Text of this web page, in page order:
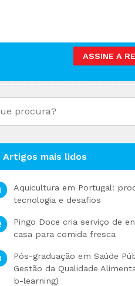
ASSINE A
Artigos mais lidos
Aquicultura em Portugal:
tecnologia e desafios
Pingo Doce cria serviço de
casa para comida fresca
Pós-graduação em Saúde
Gestão da Qualidade
b-learning)